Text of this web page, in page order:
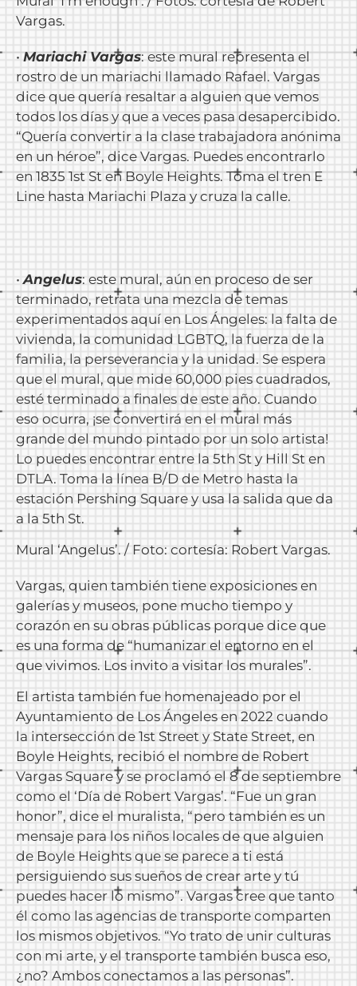
Vargas.
•Mariachi Vargas: este mural representa el
rostro de un mariachi llamado Rafael. Vargas
dice que quería resaltar a alguien que vemos
todos los días y que a veces pasa desapercibido.
“Quería convertir a la clase trabajadora anónima
en un héroe”, dice Vargas. Puedes encontrarlo
en 1835 1st St en Boyle Heights. Toma el tren E
Line hasta Mariachi Plaza y cruza la calle.
•Angelus: este mural, aún en proceso de ser
terminado, retrata una mezcla de temas
experimentados aquí en Los Ángeles: la falta de
vivienda, la comunidad LGBTQ, la fuerza de la
familia, la perseverancia y la unidad. Se espera
que el mural, que mide 60,000 pies cuadrados,
esté terminado a finales de este año. Cuando
eso ocurra, ¡se convertirá en el mural más
grande del mundo pintado por un solo artista!
Lo puedes encontrar entre la 5th St y Hill St en
DTLA. Toma la línea B/D de Metro hasta la
estación Pershing Square y usa la salida que da
a la 5th St.
Mural ‘Angelus’. / Foto: cortesía: Robert Vargas.
Vargas, quien también tiene exposiciones en
galerías y museos, pone mucho tiempo y
corazón en su obras públicas porque dice que
es una forma de “humanizar el entorno en el
que vivimos. Los invito a visitar los murales”.
El artista también fue homenajeado por el
Ayuntamiento de Los Ángeles en 2022 cuando
la intersección de 1st Street y State Street, en
Boyle Heights, recibió el nombre de Robert
Vargas Square y se proclamó el 8 de septiembre
como el ‘Día de Robert Vargas’. “Fue un gran
honor”, ​​dice el muralista, “pero también es un
mensaje para los niños locales de que alguien
de Boyle Heights que se parece a ti está
persiguiendo sus sueños de crear arte y tú
puedes hacer lo mismo”. Vargas cree que tanto
él como las agencias de transporte comparten
los mismos objetivos. “Yo trato de unir culturas
con mi arte, y el transporte también busca eso,
¿no? Ambos conectamos a las personas”.